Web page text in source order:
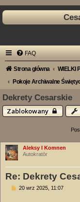
FAQ
Strona główna
WIELKI
Pokoje Archiwalne
Dekrety Cesarskie
Zablokowany
Aleksy I Komnen
Autokratōr
Re: Dekrety
P20 wrz 2025, 11:07